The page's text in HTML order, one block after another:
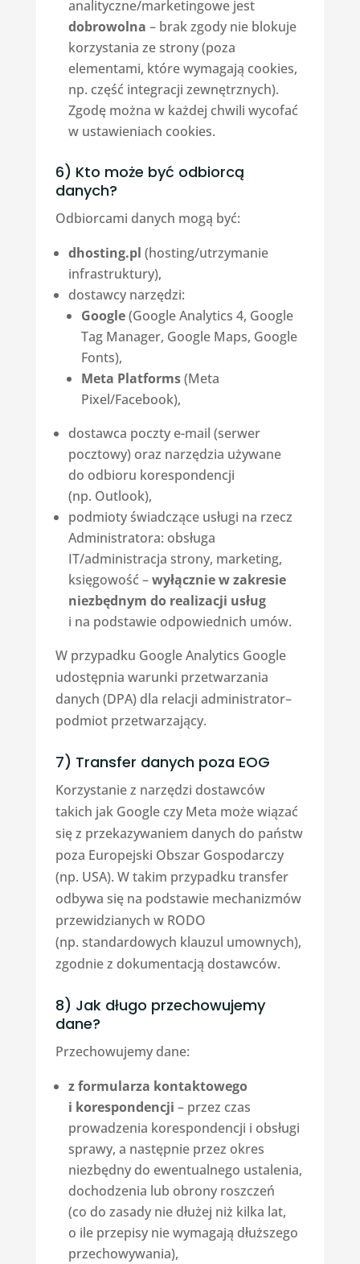
analityczne/marketingowe jest
dobrowolna – brak zgody nie blokuje
korzystania ze strony (poza
elementami, które wymagają cookies,
np. część integracji zewnętrznych).
Zgodę można w każdej chwili wycofać
w ustawieniach cookies.
6) Kto może być odbiorcą
danych?
Odbiorcami danych mogą być:
dhosting.pl (hosting/utrzymanie
infrastruktury),
dostawcy narzędzi:
Google(Google Analytics 4, Google
Tag Manager, Google Maps, Google
Fonts),
Meta Platforms(Meta
Pixel/Facebook),
dostawca poczty e-mail (serwer
pocztowy) oraz narzędzia używane
do odbioru korespondencji
(np. Outlook),
podmioty świadczące usługi na rzecz
Administratora: obsługa
IT/administracja strony, marketing,
księgowość –wyłącznie w zakresie
niezbędnym do realizacji usług
i na podstawie odpowiednich umów.
W przypadku Google Analytics Google
udostępnia warunki przetwarzania
danych (DPA) dla relacji administrator–
podmiot przetwarzający.
7) Transfer danych poza EOG
Korzystanie z narzędzi dostawców
takich jak Google czy Meta może wiązać
się z przekazywaniem danych do państw
poza Europejski Obszar Gospodarczy
(np. USA). W takim przypadku transfer
odbywa się na podstawie mechanizmów
przewidzianych w RODO
(np. standardowych klauzul umownych),
zgodnie z dokumentacją dostawców.
8) Jak długo przechowujemy
dane?
Przechowujemy dane:
z formularza kontaktowego
i korespondencji – przez czas
prowadzenia korespondencji i obsługi
sprawy, a następnie przez okres
niezbędny do ewentualnego ustalenia,
dochodzenia lub obrony roszczeń
(co do zasady nie dłużej niż kilka lat,
o ile przepisy nie wymagają dłuższego
przechowywania),